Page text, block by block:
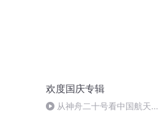
欢度国庆专辑
从神舟二十号看中国航天